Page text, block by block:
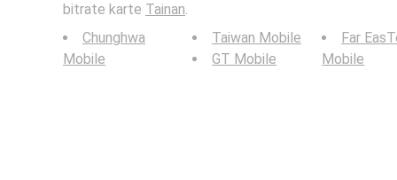
bitrate karte Tainan.
Chunghwa
Mobile
Taiwan Mobile
GT Mobile
Far
Mobile